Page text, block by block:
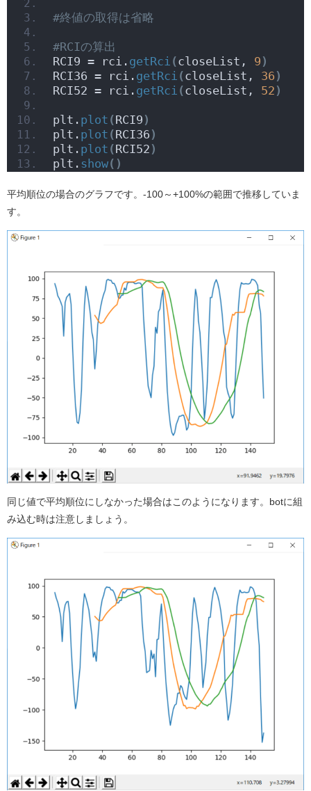
#終値の取得は省略
#RCIの算出
RCI9 = rci. getRci (closeList, 9 )
RCI36 = rci. getRci (closeList, 36 )
RCI52 = rci. getRci (closeList, 52 )
plt. plot (RCI9 )
plt. plot (RCI36 )
plt. plot (RCI52 )
plt. show()
平均順位の場合のグラフです。-100～+100%の範囲で推移していま
す。
同じ値で平均順位にしなかった場合はこのようになります。botに組
み込む時は注意しましょう。